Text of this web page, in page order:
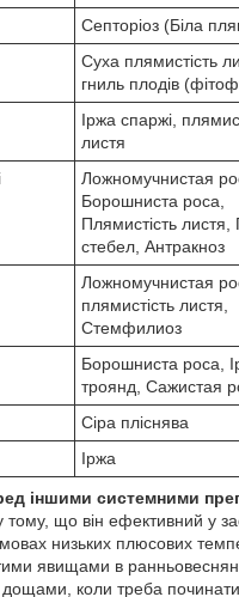
Септоріоз (Біла
Суха плямистість
гниль плодів
Іржа спаржі,
листя
Ложномучнистая
Борошниста роса,
Плямистість листя,
стебел, Антракноз
Ложномучнистая
плямистість листя,
Стемфилиоз
Борошниста роса,
троянд, Сажистая
Сіра пліснява
Іржа
іншими системними
тому, що він ефективний у
низьких плюсових
явищами в
коли треба починати